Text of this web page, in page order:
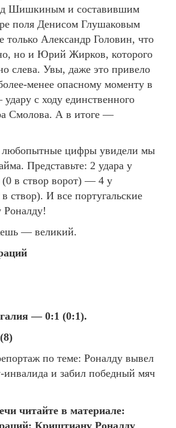
Шишкиным и составившим
поля Денисом Глушаковым
только Александр Головин, что
но и Юрий Жирков, которого
слева. Увы, даже это привело
менее опасному моменту в
с ходу единственного
Смолова. А в итоге —
цифры увидели мы
Представьте: 2 удара у
(0 в створ ворот) — 4 у
створ). И все португальские
— великий.
— 0:1 (0:1).
по теме: Роналду вывел
инвалида и забил победный мяч
читайте в материале:
Криштиану Роналду